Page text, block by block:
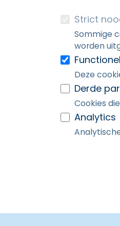
Strict
Sommige
worden
Deze
Derde
Cookies
Analytics